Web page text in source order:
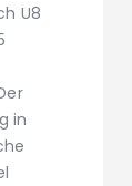
U8
in